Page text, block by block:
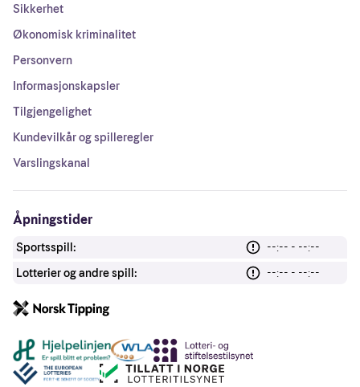
Sikkerhet
Økonomisk kriminalitet
Personvern
Informasjonskapsler
Tilgjengelighet
Kundevilkår og spilleregler
Varslingskanal
Åpningstider
Sportsspill:
--:-- - --:--
Lotterier og andre spill:
--:-- - --:--
Andre lenker